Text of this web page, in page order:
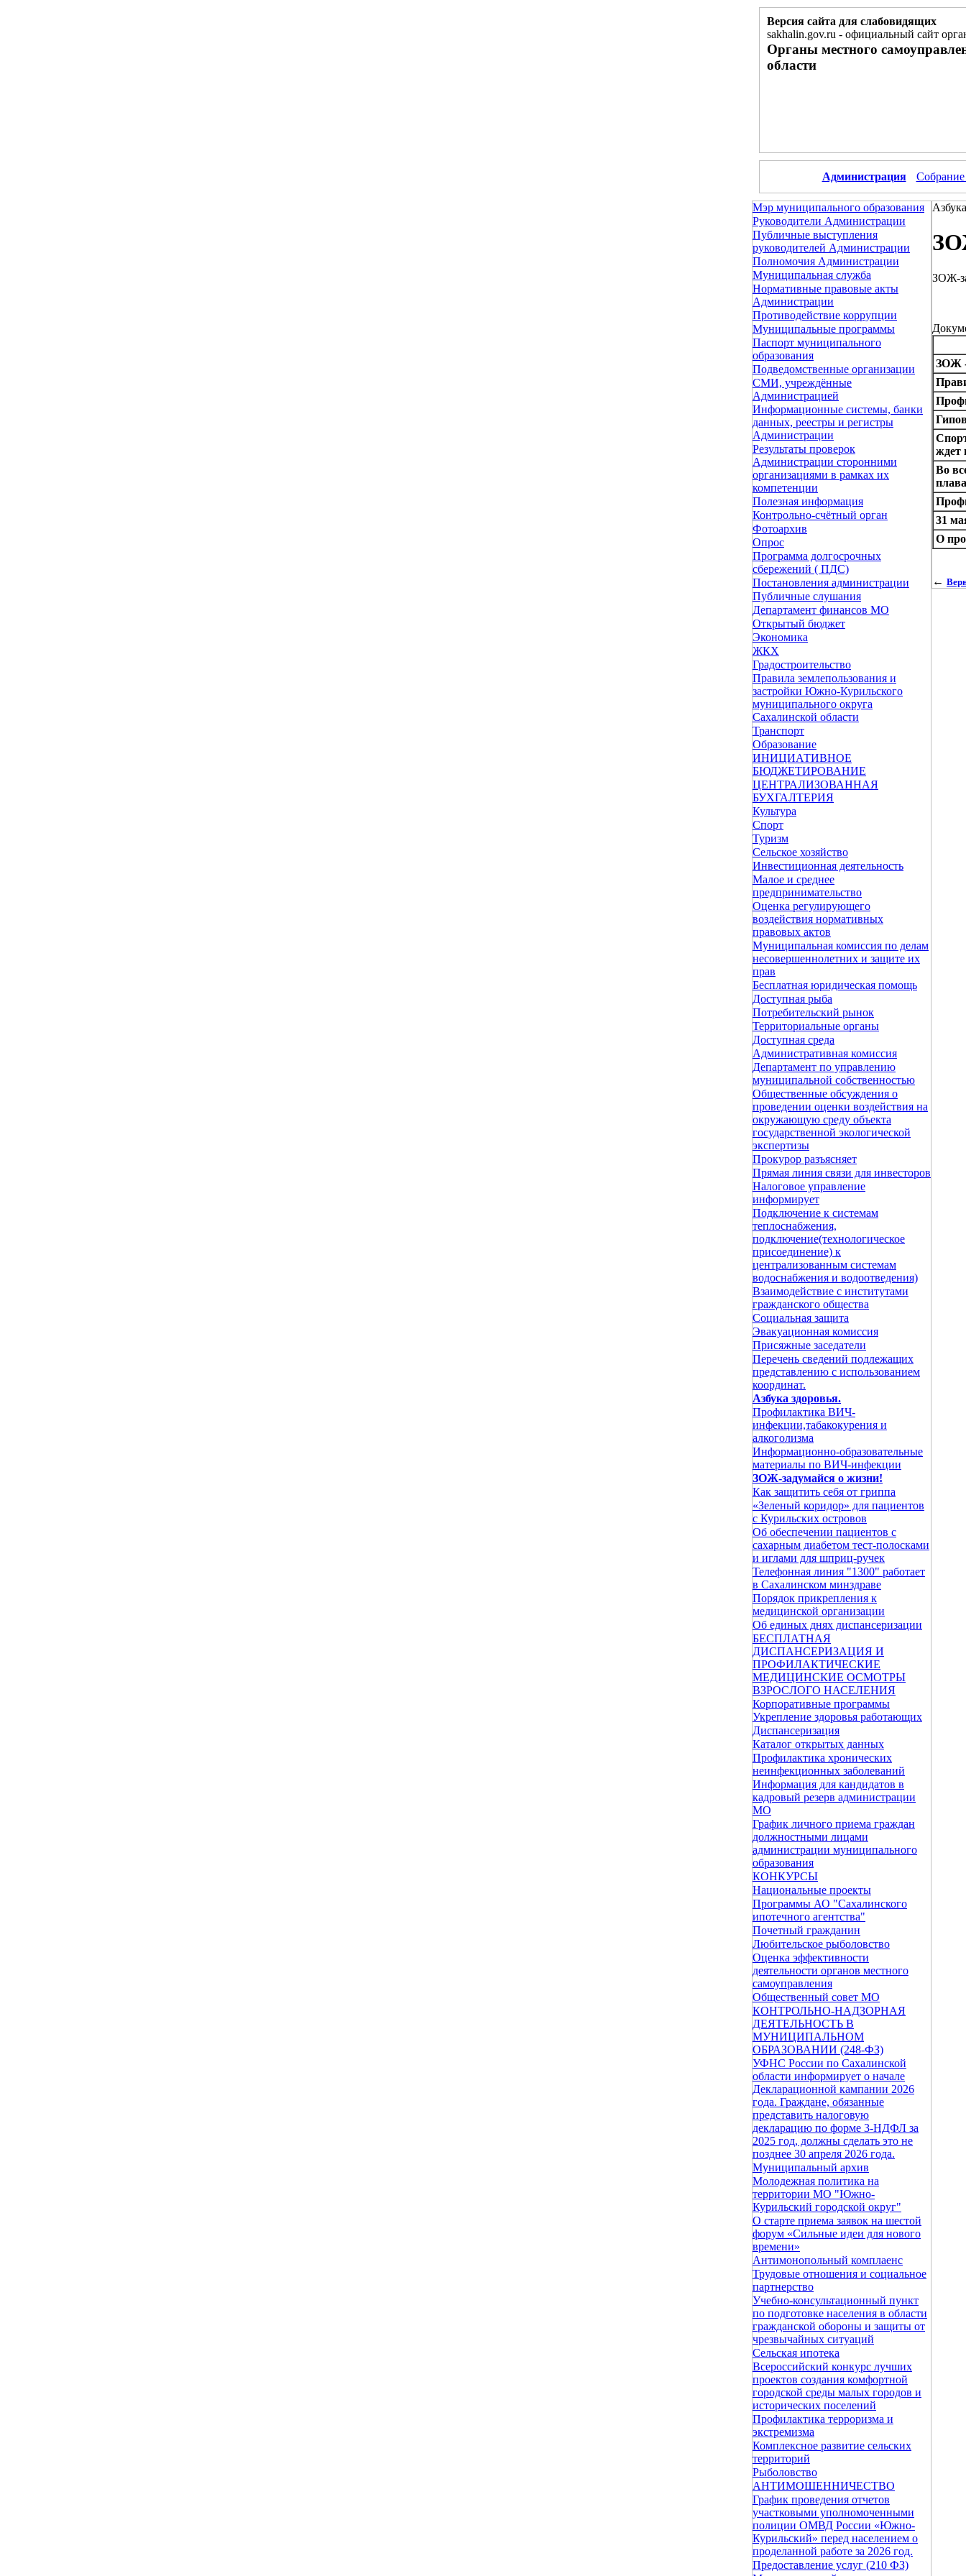
Версия сайта для слабовидящих
sakhalin.gov.ru - официальный сайт
Органы местного
области
Администрация Собрание
Мэр муниципального образования
Руководители Администрации
Публичные выступления
руководителей Администрации
Полномочия Администрации
Муниципальная служба
Нормативные правовые акты
Администрации
Противодействие коррупции
Муниципальные программы
Паспорт муниципального
образования
Подведомственные организации
СМИ, учреждённые
Администрацией
Информационные системы, банки
данных, реестры и регистры
Администрации
Результаты проверок
Администрации сторонними
организациями в рамках их
компетенции
Полезная информация
Контрольно-счётный орган
Фотоархив
Опрос
Программа долгосрочных
сбережений ( ПДС)
Постановления администрации
Публичные слушания
Департамент финансов МО
Открытый бюджет
Экономика
ЖКХ
Градостроительство
Правила землепользования и
застройки Южно-Курильского
муниципального округа
Сахалинской области
Транспорт
Образование
ИНИЦИАТИВНОЕ
БЮДЖЕТИРОВАНИЕ
ЦЕНТРАЛИЗОВАННАЯ
БУХГАЛТЕРИЯ
Культура
Спорт
Туризм
Сельское хозяйство
Инвестиционная деятельность
Малое и среднее
предпринимательство
Оценка регулирующего
воздействия нормативных
правовых актов
Муниципальная комиссия по делам
несовершеннолетних и защите их
прав
Бесплатная юридическая помощь
Доступная рыба
Потребительский рынок
Территориальные органы
Доступная среда
Административная комиссия
Департамент по управлению
муниципальной собственностью
Общественные обсуждения о
проведении оценки воздействия на
окружающую среду объекта
государственной экологической
экспертизы
Прокурор разъясняет
Прямая линия связи для инвесторов
Налоговое управление
информирует
Подключение к системам
теплоснабжения,
подключение(технологическое
присоединение) к
централизованным системам
водоснабжения и водоотведения)
Взаимодействие с институтами
гражданского общества
Социальная защита
Эвакуационная комиссия
Присяжные заседатели
Перечень сведений подлежащих
представлению с использованием
координат.
Азбука здоровья.
Профилактика ВИЧ-
инфекции,табакокурения и
алкоголизма
Информационно-образовательные
материалы по ВИЧ-инфекции
ЗОЖ-задумайся о жизни!
Как защитить себя от гриппа
«Зеленый коридор» для пациентов
с Курильских островов
Об обеспечении пациентов с
сахарным диабетом тест-полосками
и иглами для шприц-ручек
Телефонная линия "1300" работает
в Сахалинском минздраве
Порядок прикрепления к
медицинской организации
Об единых днях диспансеризации
БЕСПЛАТНАЯ
ДИСПАНСЕРИЗАЦИЯ И
ПРОФИЛАКТИЧЕСКИЕ
МЕДИЦИНСКИЕ ОСМОТРЫ
ВЗРОСЛОГО НАСЕЛЕНИЯ
Корпоративные программы
Укрепление здоровья работающих
Диспансеризация
Каталог открытых данных
Профилактика хронических
неинфекционных заболеваний
Информация для кандидатов в
кадровый резерв администрации
МО
График личного приема граждан
должностными лицами
администрации муниципального
образования
КОНКУРСЫ
Национальные проекты
Программы АО "Сахалинского
ипотечного агентства"
Почетный гражданин
Любительское рыболовство
Оценка эффективности
деятельности органов местного
самоуправления
Общественный совет МО
КОНТРОЛЬНО-НАДЗОРНАЯ
ДЕЯТЕЛЬНОСТЬ В
МУНИЦИПАЛЬНОМ
ОБРАЗОВАНИИ (248-ФЗ)
УФНС России по Сахалинской
области информирует о начале
Декларационной кампании 2026
года. Граждане, обязанные
представить налоговую
декларацию по форме 3-НДФЛ за
2025 год, должны сделать это не
позднее 30 апреля 2026 года.
Муниципальный архив
Молодежная политика на
территории МО "Южно-
Курильский городской округ"
О старте приема заявок на шестой
форум «Сильные идеи для нового
времени»
Антимонопольный комплаенс
Трудовые отношения и социальное
партнерство
Учебно-консультационный пункт
по подготовке населения в области
гражданской обороны и защиты от
чрезвычайных ситуаций
Сельская ипотека
Всероссийский конкурс лучших
проектов создания комфортной
городской среды малых городов и
исторических поселений
Профилактика терроризма и
экстремизма
Комплексное развитие сельских
территорий
Рыболовство
АНТИМОШЕННИЧЕСТВО
График проведения отчетов
участковыми уполномоченными
полиции ОМВД России «Южно-
Курильский» перед населением о
проделанной работе за 2026 год.
Предоставление услуг (210 ФЗ)
ЗОЖ-
ЗОЖ -
ждет
Во
31
О
←